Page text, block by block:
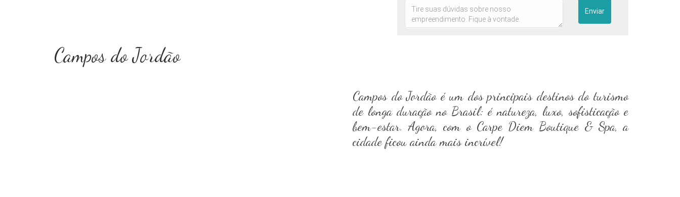
Campos do Jordão
Campos do Jordão é um dos principais destinos do turismo
de longa duração no Brasil: é natureza, luxo, sofisticação e
bem-estar. Agora, com o Carpe Diem Boutique & Spa, a
cidade ficou ainda mais incrível!